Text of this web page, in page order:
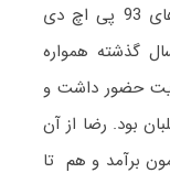
نام “رضا-مهندسی شیمی” برای کنکوری های 93 پی اچ دی
گذشته همواره
حضور داشت و
بود. رضا از آن
برآمد و هم تا